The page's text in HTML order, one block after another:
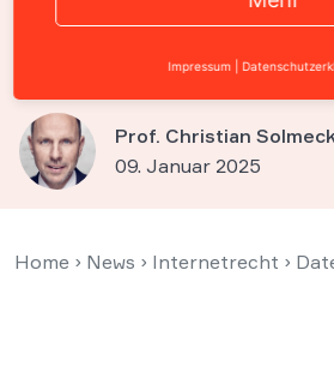
Fahrschein-Kauf
erforderlich
Prof. Christian
09. Januar 2025
Home › News › Internetrecht ›
Impressum